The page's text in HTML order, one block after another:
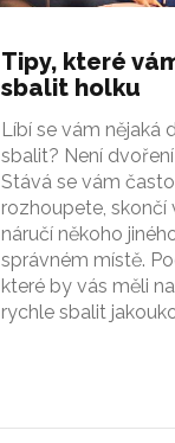
Tipy, které
sbalit holku
Líbí se vám nějaká
sbalit? Není
Stává se vám
rozhoupete, skončí
náručí někoho
správném místě.
které by vás měli
rychle sbalit